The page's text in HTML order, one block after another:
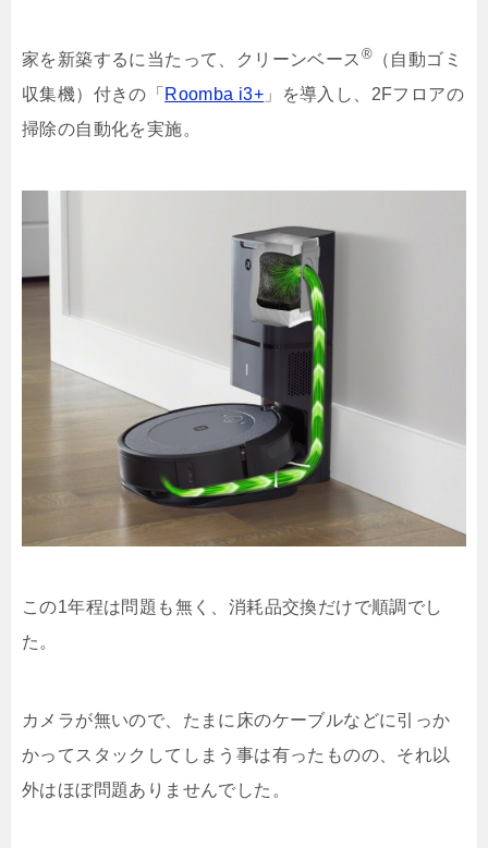
家を新築するに当たって、クリーンベース ® （自動ゴミ
収集機）付きの「 Roomba i3+ 」を導入し、2Fフロアの
掃除の自動化を実施。
この1年程は問題も無く、消耗品交換だけで順調でし
た。
カメラが無いので、たまに床のケーブルなどに引っか
かってスタックしてしまう事は有ったものの、それ以
外はほぼ問題ありませんでした。